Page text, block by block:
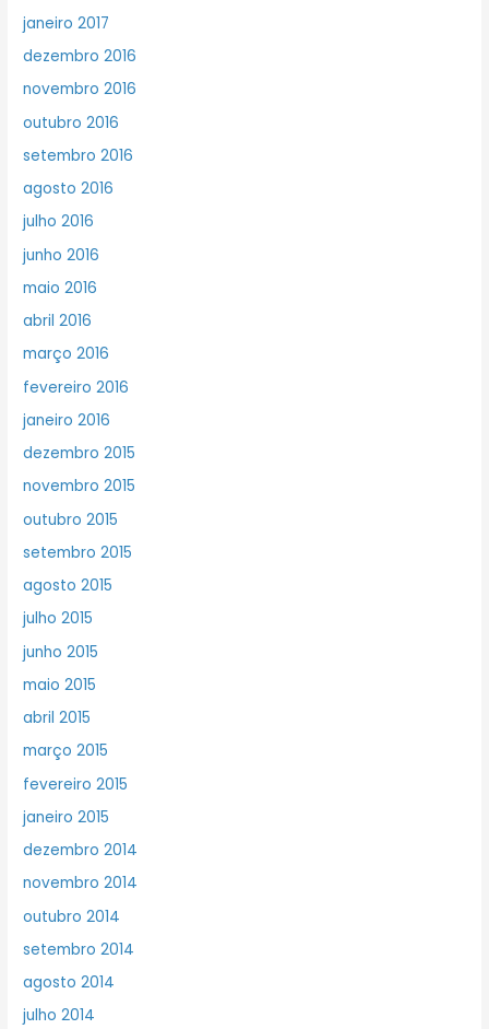
janeiro 2017
dezembro 2016
novembro 2016
outubro 2016
setembro 2016
agosto 2016
julho 2016
junho 2016
maio 2016
abril 2016
março 2016
fevereiro 2016
janeiro 2016
dezembro 2015
novembro 2015
outubro 2015
setembro 2015
agosto 2015
julho 2015
junho 2015
maio 2015
abril 2015
março 2015
fevereiro 2015
janeiro 2015
dezembro 2014
novembro 2014
outubro 2014
setembro 2014
agosto 2014
julho 2014